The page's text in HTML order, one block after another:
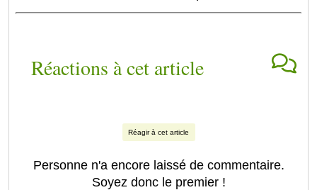
Réactions à cet article
Réagir à cet article
Personne n'a encore laissé de commentaire.
Soyez donc le premier !